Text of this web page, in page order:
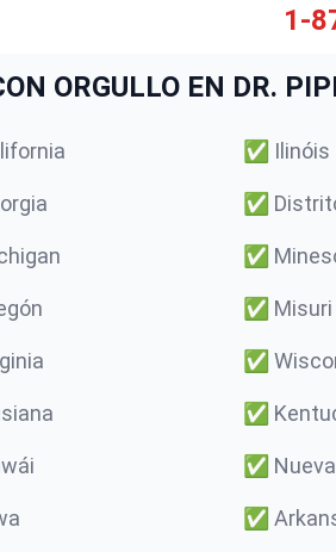
1-
ORGULLO EN DR.
✅ Ilinóis
✅
✅
✅ Misuri
✅
✅
✅
✅